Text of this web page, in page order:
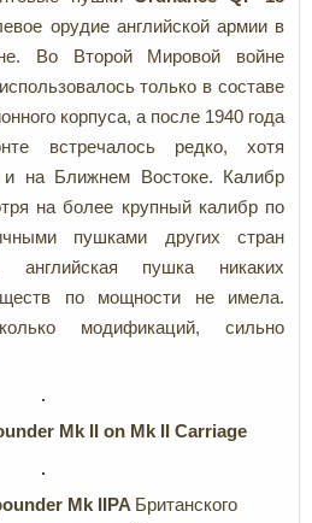
орудие английской армии в
Во Второй Мировой войне
только в составе
корпуса, а после 1940 года
встречалось редко, хотя
на Ближнем Востоке. Калибр
на более крупный калибр по
пушками других стран
пушка никаких
по мощности не имела.
модификаций, сильно
Mk II on Mk I I Carriage
Mk PA Британского